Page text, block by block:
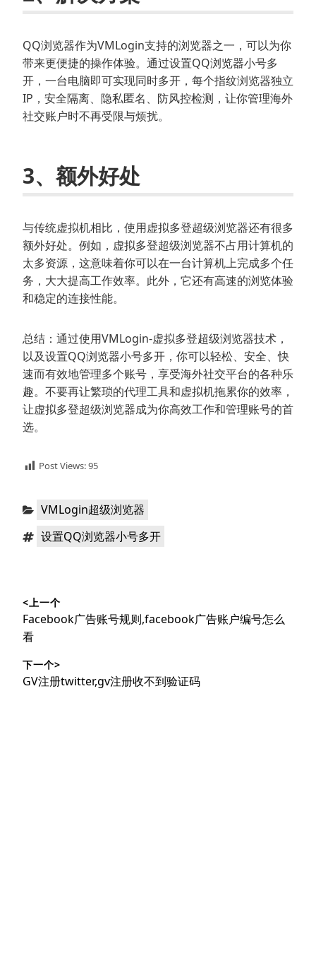
QQ浏览器作为VMLogin支持的浏览器之一，可以为你
带来更便捷的操作体验。通过设置QQ浏览器小号多
开，一台电脑即可实现同时多开，每个指纹浏览器独立
IP，安全隔离、隐私匿名、防风控检测，让你管理海外
社交账户时不再受限与烦扰。
3、额外好处
与传统虚拟机相比，使用虚拟多登超级浏览器还有很多
额外好处。例如，虚拟多登超级浏览器不占用计算机的
太多资源，这意味着你可以在一台计算机上完成多个任
务，大大提高工作效率。此外，它还有高速的浏览体验
和稳定的连接性能。
总结：通过使用VMLogin-虚拟多登超级浏览器技术，
以及设置QQ浏览器小号多开，你可以轻松、安全、快
速而有效地管理多个账号，享受海外社交平台的各种乐
趣。不要再让繁琐的代理工具和虚拟机拖累你的效率，
让虚拟多登超级浏览器成为你高效工作和管理账号的首
选。
Post Views:95
分 VMLogin超级浏览器
标 设置QQ浏览器小号多开
章
导
航
<上一个
上
篇
章：
Facebook广告账号规则,facebook广告账户编号怎么
看
下一个>
下
GV注册twitter,gv注册收不到验证码